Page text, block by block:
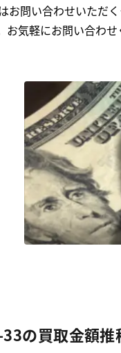
お問い合わせいただ
気軽にお問い合わせ
の買取金額推